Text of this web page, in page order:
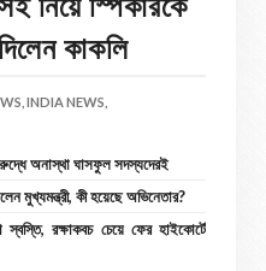
কাকলি
INDIA NEWS,
অনাস্থা ঘাসফুল সদস্যদেরই
মুখ্যমন্ত্রী, কী হয়েছে অভিনেতার?
রক্ষাকবচ চেয়ে ফের হাইকোর্টে